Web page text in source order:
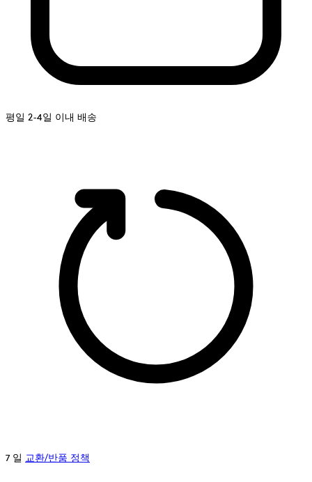
평일 2-4일 이내 배송
7 일 교환/반품 정책